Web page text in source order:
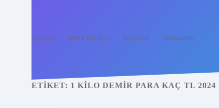
Anasayfa Gizlilik Politikası Yasal Uyarı Hakkımızda
ETIKET: 1 KILO DEMIR PARA KAÇ TL 2024